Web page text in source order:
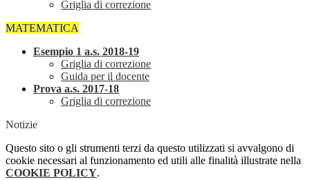
Griglia di correzione
MATEMATICA
Esempio 1 a.s. 2018-19
Griglia di correzione
Guida per il docente
Prova a.s. 2017-18
Griglia di correzione
Notizie
Questo sito o gli strumenti terzi da questo utilizzati si avvalgono di
cookie necessari al funzionamento ed utili alle finalità illustrate nella
COOKIE POLICY.